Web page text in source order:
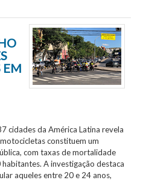
EM
cidades da América Latina revela
constituem um
com taxas de mortalidade
A investigação destaca
aqueles entre 20 e 24 anos,